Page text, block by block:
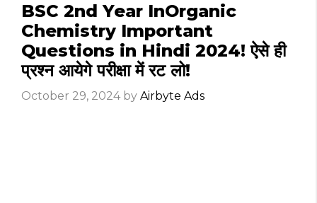
BSC 2nd Year InOrganic
Chemistry Important
Questions in Hindi 2024! ऐसे ही
प्रश्न आयेगे परीक्षा में रट लो!
October 29, 2024 by Airbyte Ads